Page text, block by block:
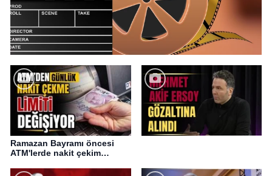
Ramazan Bayramı öncesi
ATM'lerde nakit çekim